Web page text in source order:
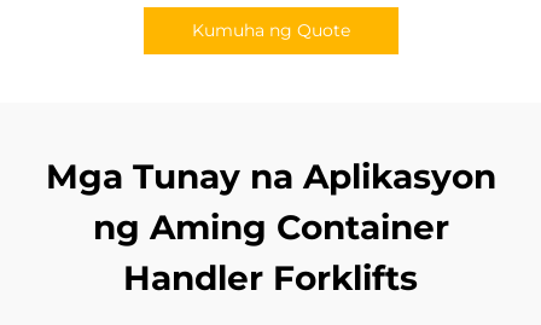
Kumuha ng Quote
Mga Tunay na Aplikasyon
ng Aming Container
Handler Forklifts